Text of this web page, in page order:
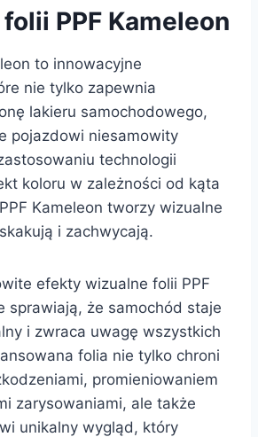
PPF Kameleon
to innowacyjne
nie tylko zapewnia
lakieru samochodowego,
pojazdowi niesamowity
technologii
koloru w zależności od kąta
Kameleon tworzy wizualne
i zachwycają.
efekty wizualne folii PPF
sprawiają, że samochód staje
i zwraca uwagę wszystkich
folia nie tylko chroni
promieniowaniem
zarysowaniami, ale także
unikalny wygląd, który